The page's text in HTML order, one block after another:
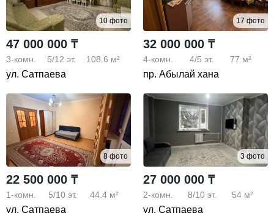
10 фото
47 000 000 ₸
3-комн. 5/12 эт. 108.6 м²
ул. Сатпаева
17 фото
32 000 000 ₸
4-комн. 4/5 эт. 77 м²
пр. Абылай хана
8 фото
22 500 000 ₸
1-комн. 5/10 эт. 44.4 м²
ул. Сатпаева
3 фото
27 000 000 ₸
2-комн. 8/10 эт. 54 м²
ул. Сатпаева